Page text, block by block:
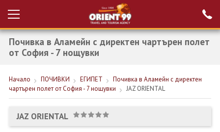
Вход за агенти
Проверка на
резервация
НОВА ГОДИНА ТУРЦИЯ
Почивка в Аламейн с директен чартърен полет
от София - 7 нощувки
Начало ПОЧИВКИ ЕГИПЕТ
Почивка в Аламейн с директен
чартърен полет от София - 7 нощувки
JAZ ORIENTAL
JAZ ORIENTAL